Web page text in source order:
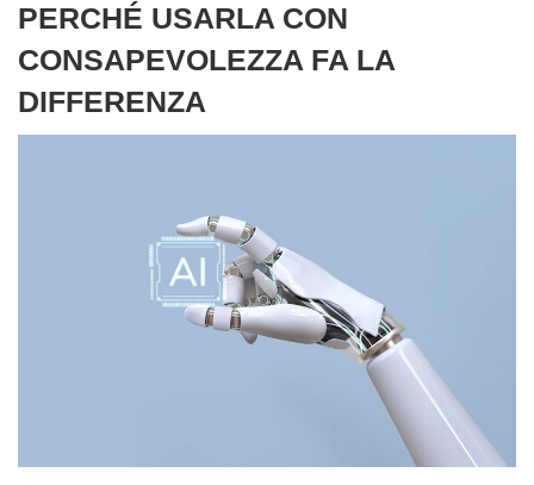
PERCHÉ USARLA CON
CONSAPEVOLEZZA FA LA
DIFFERENZA